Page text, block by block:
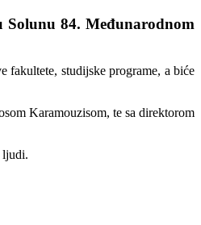
Solunu 84. Međunarodnom
fakultete, studijske programe, a biće
Karamouzisom, te sa direktorom
ljudi.